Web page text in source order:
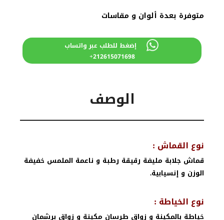
متوفرة بعدة ألوان و مقاسات
إضغط للطلب عبر واتساب
212615071698+
الوصف
نوع القماش :
قماش جلابة مليفة رقيقة رطبة و ناعمة الملمس خفيفة
الوزن و إنسيابية.
نوع الخياطة :
خياطة بالمكينة و زواق طرسان مكينة و زواق برشمان